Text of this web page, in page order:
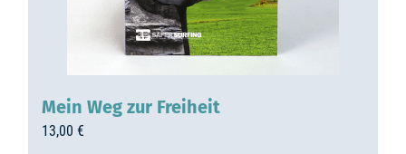
Mein Weg zur Freiheit
13,00 €